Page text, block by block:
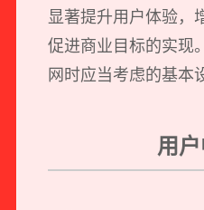
显著提升用户体验，
促进商业目标的实现
网时应当考虑的基本
用